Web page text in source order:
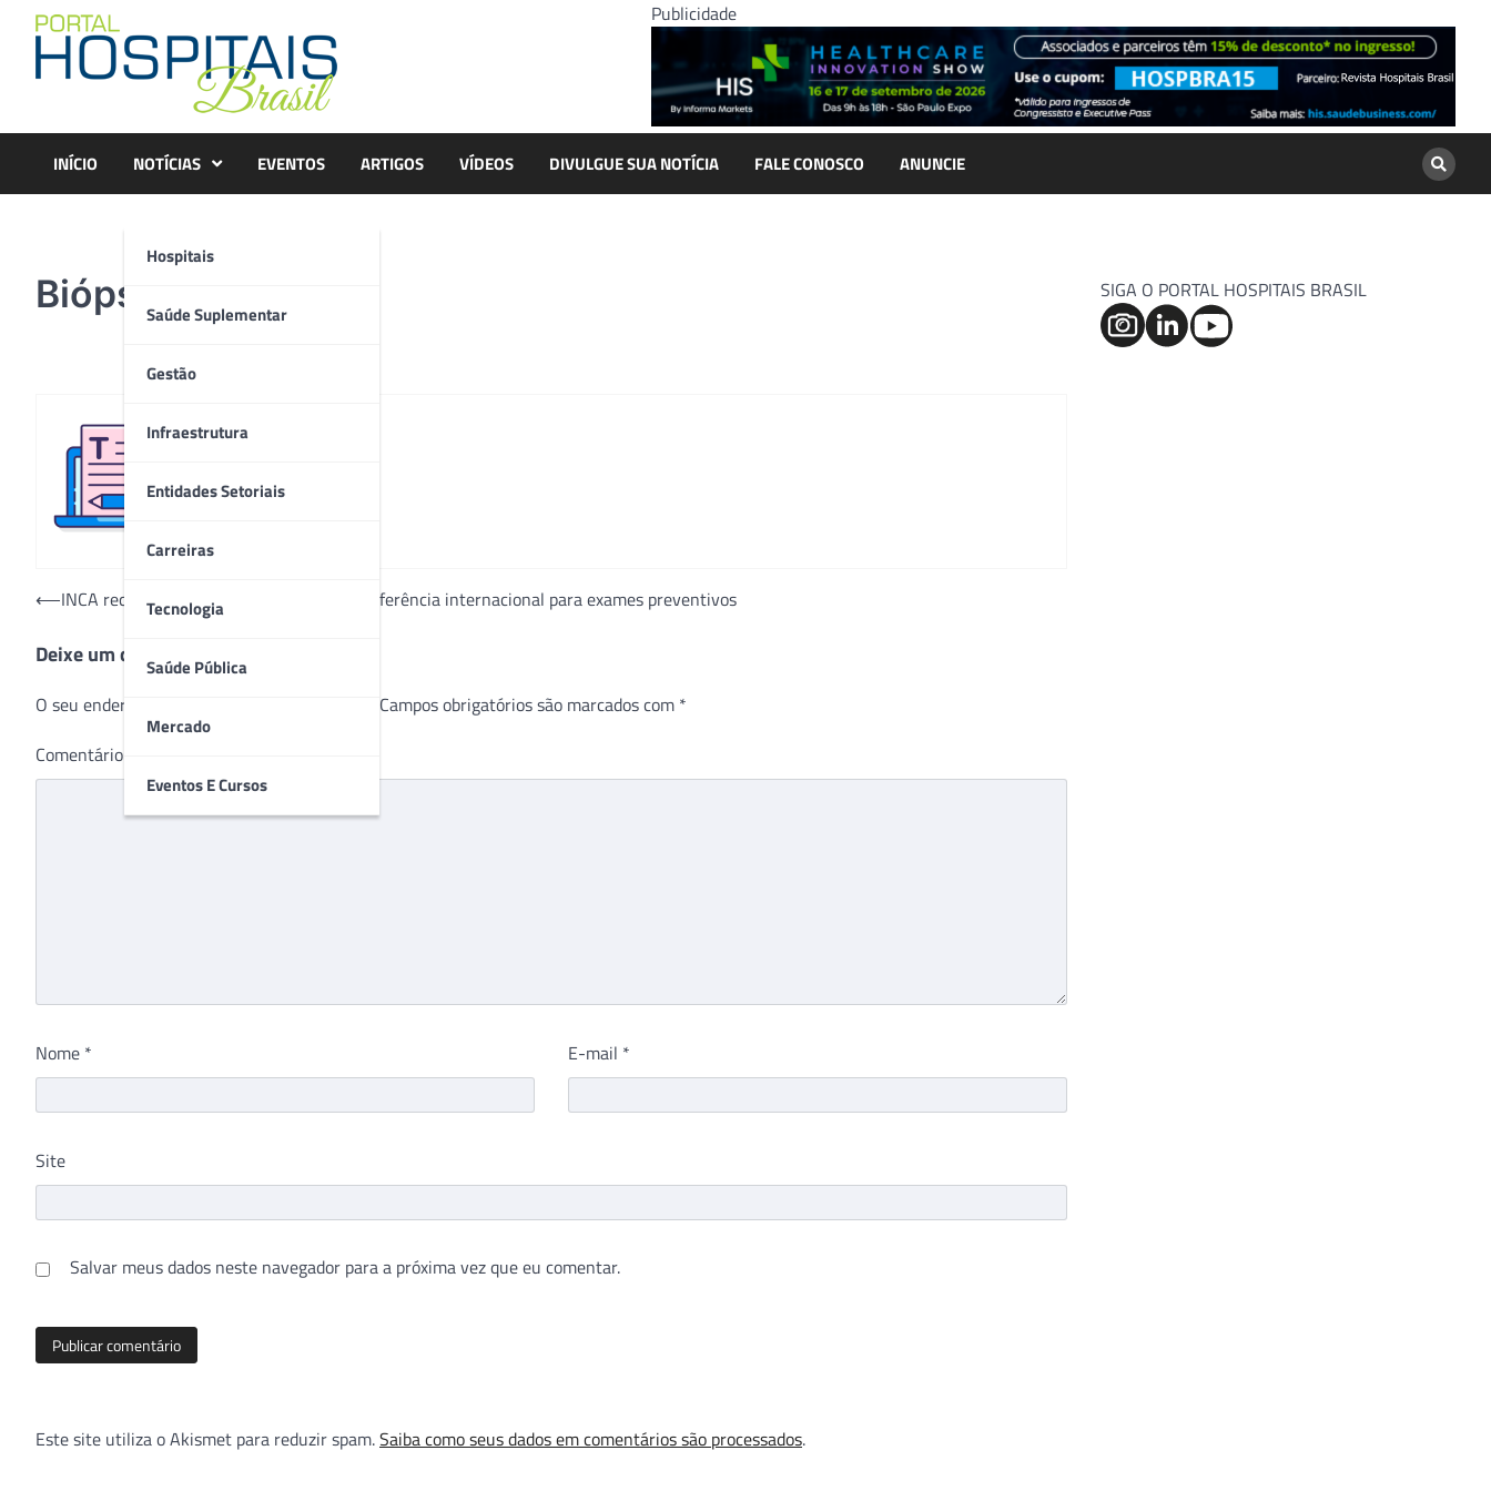
content
Publicidade
INÍCIO NOTÍCIAS
Hospitais
Saúde Suplementar
Gestão
Infraestrutura
Entidades Setoriais
Carreiras
Tecnologia
Saúde Pública
Mercado
Eventos E Cursos
EVENTOS ARTIGOS VÍDEOS DIVULGUE SUA NOTÍCIA FALE CONOSCO ANUNCIE
Biópsia Imex_01
Navegação
Post
⟵INCA recebe kits de biópsia de mama de referência internacional para exames preventivos
Deixe um comentário
O seu endereço de e-mail não será publicado. Campos obrigatórios são marcados com *
Comentário
Nome * E-mail *
Site
Salvar meus dados neste navegador para a próxima vez que eu comentar.
Este site utiliza o Akismet para reduzir spam.Saiba como seus dados em comentários são processados.
SIGA O PORTAL HOSPITAIS BRASIL